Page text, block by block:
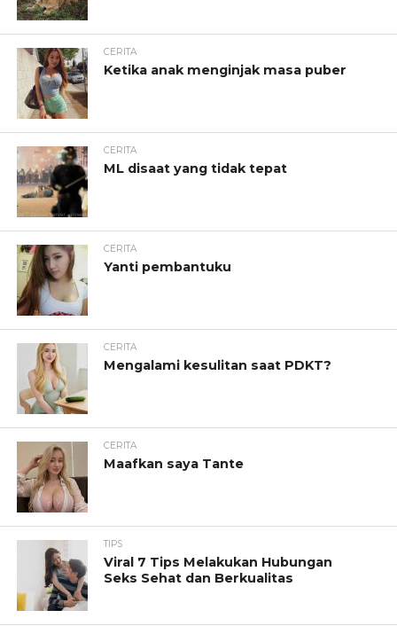
CERITA
Ketika anak menginjak masa puber
CERITA
ML disaat yang tidak tepat
CERITA
Yanti pembantuku
CERITA
Mengalami kesulitan saat PDKT?
CERITA
Maafkan saya Tante
TIPS
Viral 7 Tips Melakukan Hubungan
Seks Sehat dan Berkualitas